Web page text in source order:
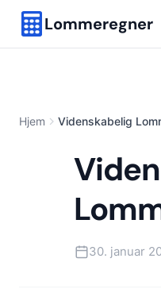
Lommeregner
Hjem Videnskabelig
30. januar